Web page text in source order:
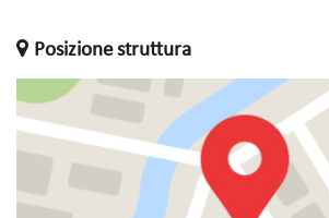
Posizione struttura